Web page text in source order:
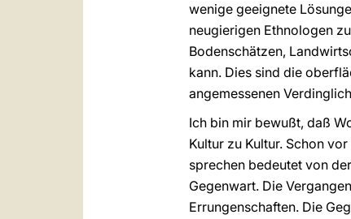
wenige geeignete
neugierigen Ethnologen
Bodenschätzen,
kann. Dies sind die
angemessenen
Ich bin mir bewußt, daß
Kultur zu Kultur. Schon
sprechen bedeutet von
Gegenwart. Die
Errungenschaften. Die